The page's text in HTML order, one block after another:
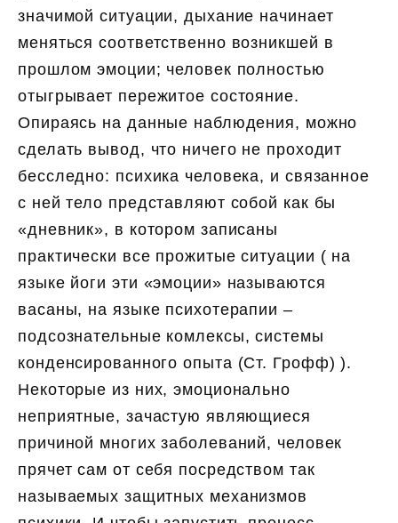
значимой ситуации, дыхание начинает
меняться соответственно возникшей в
прошлом эмоции; человек полностью
отыгрывает пережитое состояние.
Опираясь на данные наблюдения, можно
сделать вывод, что ничего не проходит
бесследно: психика человека, и связанное
с ней тело представляют собой как бы
«дневник», в котором записаны
практически все прожитые ситуации ( на
языке йоги эти «эмоции» называются
васаны, на языке психотерапии –
подсознательные комлексы, системы
конденсированного опыта (Ст. Грофф) ).
Некоторые из них, эмоционально
неприятные, зачастую являющиеся
причиной многих заболеваний, человек
прячет сам от себя посредством так
называемых защитных механизмов